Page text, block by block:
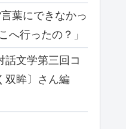
葉にできなかっ
へ行ったの？」
文学第三回コ
双眸〕さん編